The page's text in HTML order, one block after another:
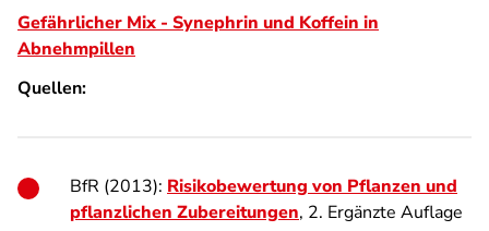
Gefährlicher Mix - Synephrin und Koffein in
Abnehmpillen
Quellen:
BfR (2013): Risikobewertung von Pflanzen und
pflanzlichen Zubereitungen, 2. Ergänzte Auflage